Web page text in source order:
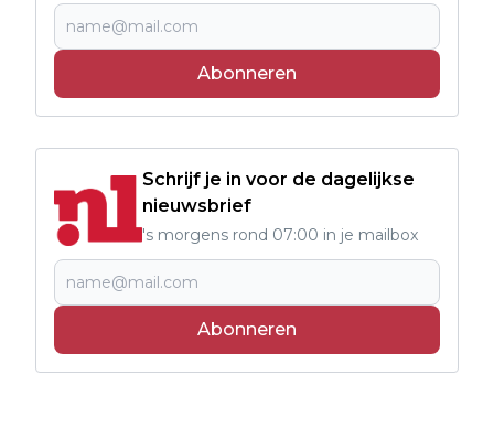
Abonneren
Schrijf je in voor de dagelijkse
nieuwsbrief
's morgens rond 07:00 in je mailbox
Abonneren